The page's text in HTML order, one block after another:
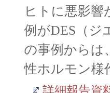
ヒトに悪影
例がDES（ジ
の事例からは
性ホルモン様